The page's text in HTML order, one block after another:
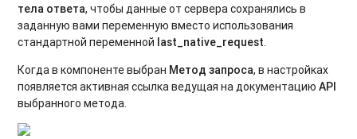
тела ответа, чтобы данные от сервера сохранялись в
заданную вами переменную вместо использования
стандартной переменной last_native_request
Когда в компоненте выбран Метод запроса, в настройках
появляется активная ссылка ведущая на документациюAPI
выбранного метода.